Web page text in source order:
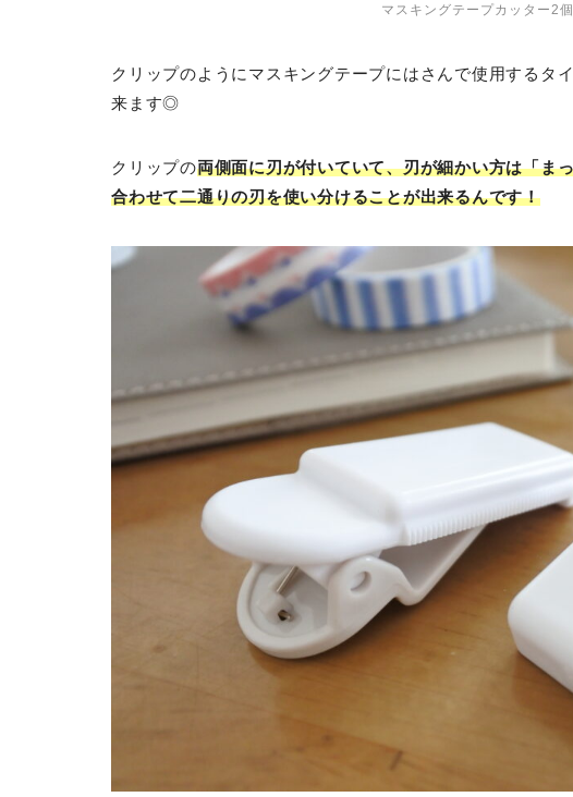
マスキングテープカッター2
クリップのようにマスキングテープにはさんで使用するタ
来ます◎
クリップの両側面に刃が付いていて、刃が細かい方は「ま
合わせて二通りの刃を使い分けることが出来るんです！